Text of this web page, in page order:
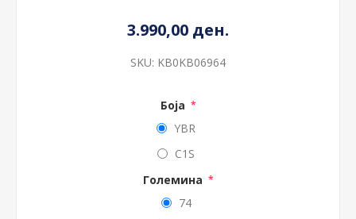
3.990,00 ден.
SKU: KB0KB06964
Боја *
YBR
C1S
Големина *
74